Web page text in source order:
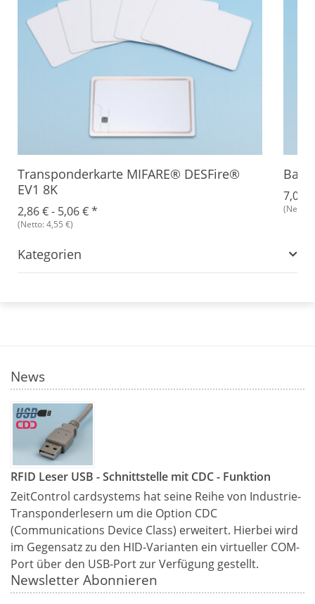
Transponderkarte MIFARE® DESFire®
EV1 8K
2,86 € - 5,06 €*
(Netto: 4,55 €)
7,04
(Netto:
Kategorien
News
RFID Leser USB - Schnittstelle mit CDC - Funktion
ZeitControl cardsystems hat seine Reihe von Industrie-
Transponderlesern um die Option CDC
(Communications Device Class) erweitert. Hierbei wird
im Gegensatz zu den HID-Varianten ein virtueller COM-
Port über den USB-Port zur Verfügung gestellt.
Newsletter Abonnieren